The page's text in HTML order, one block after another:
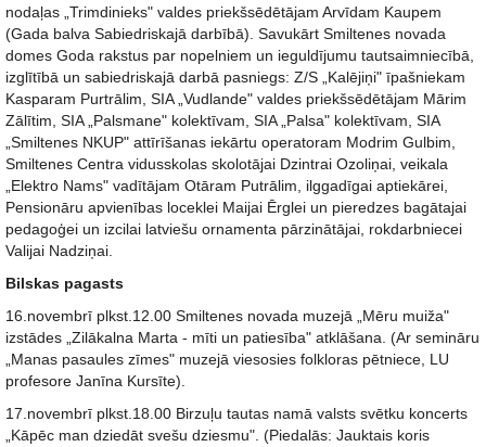
nodaļas „Trimdinieks" valdes priekšsēdētājam Arvīdam Kaupem
(Gada balva Sabiedriskajā darbībā). Savukārt Smiltenes novada
domes Goda rakstus par nopelniem un ieguldījumu tautsaimniecībā,
izglītībā un sabiedriskajā darbā pasniegs: Z/S „Kalējiņi" īpašniekam
Kasparam Purtrālim, SIA „Vudlande" valdes priekšsēdētājam Mārim
Zālītim, SIA „Palsmane" kolektīvam, SIA „Palsa" kolektīvam, SIA
„Smiltenes NKUP" attīrīšanas iekārtu operatoram Modrim Gulbim,
Smiltenes Centra vidusskolas skolotājai Dzintrai Ozoliņai, veikala
„Elektro Nams" vadītājam Otāram Putrālim, ilggadīgai aptiekārei,
Pensionāru apvienības loceklei Maijai Ērglei un pieredzes bagātajai
pedagoģei un izcilai latviešu ornamenta pārzinātājai, rokdarbniecei
Valijai Nadziņai.
Bilskas pagasts
16.novembrī plkst.12.00 Smiltenes novada muzejā „Mēru muiža"
izstādes „Zilākalna Marta - mīti un patiesība" atklāšana. (Ar semināru
„Manas pasaules zīmes" muzejā viesosies folkloras pētniece, LU
profesore Janīna Kursīte).
17.novembrī plkst.18.00 Birzuļu tautas namā valsts svētku koncerts
„Kāpēc man dziedāt svešu dziesmu". (Piedalās: Jauktais koris